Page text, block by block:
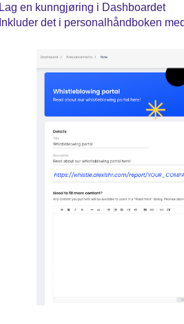
Lag en kunngjøring i Dashboardet
Inkluder det i personalhåndboken